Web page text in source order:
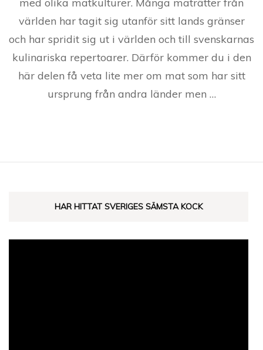
världen har tagit sig utanför sitt lands gränser
och har spridit sig ut i världen och till svenskarnas
kulinariska repertoarer. Därför kommer du i den
här delen få veta lite mer om mat som har sitt
ursprung från andra länder men …
HAR HITTAT SVERIGES SÄMSTA KOCK